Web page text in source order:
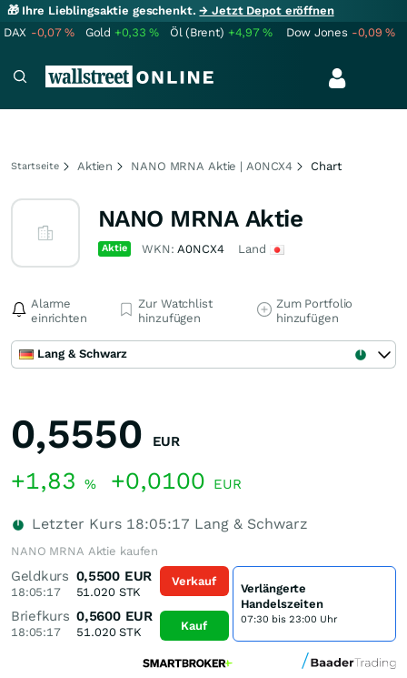
🎁 Ihre Lieblingsaktie geschenkt.→ Jetzt Depot eröffnen
DAX -0,07% Gold +0,33% Öl (Brent) +4,97% Dow Jones -0,09%
Startseite Aktien NANO MRNA Aktie | A0NCX4 Chart
NANO MRNA Aktie
Aktie WKN:A0NCX4 Land
Alarme
einrichten
Zur Watchlist
hinzufügen
Zum Portfolio
hinzufügen
Lang & Schwarz
0,5550 EUR
+1,83 % +0,0100 EUR
Letzter Kurs 18:05:17 Lang & Schwarz
NANO MRNA Aktie kaufen
Geldkurs
18:05:17
0,5500 EUR
51.020STK
Briefkurs
18:05:17
0,5600 EUR
51.020STK
Verkauf
Kauf
Verlängerte
Handelszeiten
07:30 bis 23:00 Uhr